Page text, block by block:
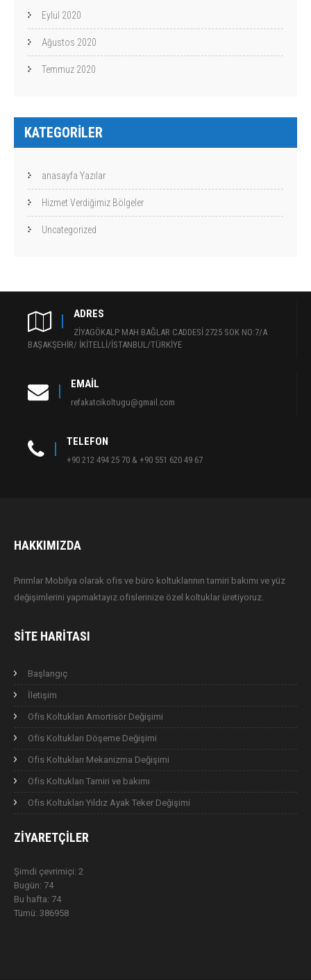
Eylül 2020
Ağustos 2020
Temmuz 2020
KATEGORILER
anasayfa Yazılar
Hizmet Verdiğimiz Bölgeler
Uncategorized
ADRES
ZİYAGÖKALP MAH BAĞLAR CADDESİ 2725 SOK NO:7/A
BAŞAKŞEHİR/ İKİTELLİ/İSTANBUL/TÜRKİYE
EMAIL
refakatcikoltugu@gmail.com
TELEFON
+90 212 494 25 70 & +90 551 620 49 67
HAKKIMIZDA
Pırımlar Mobilya olarak ofis ve büro koltuklarının tamiri bakımı ve yüz
değişimlerini yapmaktayız.ofislerinize özel koltuklar üretiyoruz.
SITE HARITASI
Başlangıç
İletişim
Ofis Koltukları Amortisör Değişimi
Ofis Koltukları Döşeme Değişimi
Ofis Koltukları Mekanizma Değişimi
Ofis Koltukları Tamiri ve bakımı
Ofis Koltukları Yıldız Ayak Teker Değişimi
ZIYARETÇILER
Şimdi çevrimiçi: 2
Bugün: 74
Bu hafta: 74
Tümü: 386958